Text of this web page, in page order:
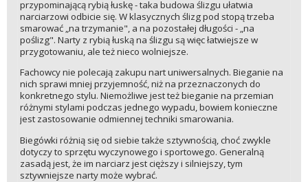
przypominającą rybią łuskę - taka budowa ślizgu ułatwia
narciarzowi odbicie się. W klasycznych ślizg pod stopą trzeba
smarować „na trzymanie", a na pozostałej długości - „na
poślizg". Narty z rybią łuską na ślizgu są więc łatwiejsze w
przygotowaniu, ale też nieco wolniejsze.
Fachowcy nie polecają zakupu nart uniwersalnych. Bieganie na
nich sprawi mniej przyjemność, niż na przeznaczonych do
konkretnego stylu. Niemożliwe jest też bieganie na przemian
różnymi stylami podczas jednego wypadu, bowiem konieczne
jest zastosowanie odmiennej techniki smarowania.
Biegówki różnią się od siebie także sztywnością, choć zwykle
dotyczy to sprzętu wyczynowego i sportowego. Generalną
zasadą jest, że im narciarz jest cięższy i silniejszy, tym
sztywniejsze narty może wybrać.